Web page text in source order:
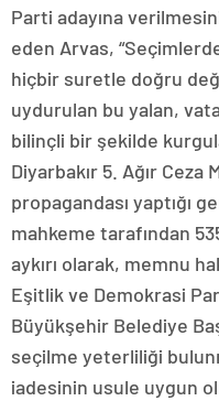
Parti adayına
eden Arvas,
hiçbir suretle doğru
uydurulan bu yalan,
bilinçli bir şekilde
Diyarbakır 5. Ağır
propagandası yaptığı
mahkeme tarafından
aykırı olarak, memnu
Eşitlik ve Demokrasi
Büyükşehir Belediye
seçilme yeterliliği
iadesinin usule uygun